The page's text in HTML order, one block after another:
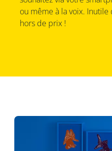
ou même à la voix. Inutile
hors de prix !